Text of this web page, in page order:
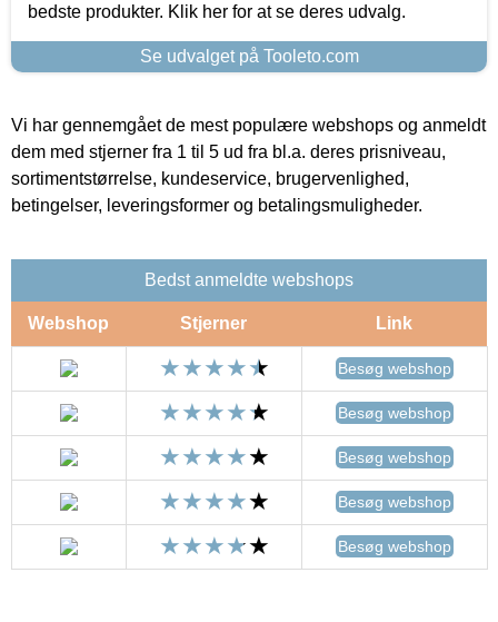
bedste produkter. Klik her for at se deres udvalg.
Se udvalget på Tooleto.com
Vi har gennemgået de mest populære webshops og anmeldt
dem med stjerner fra 1 til 5 ud fra bl.a. deres prisniveau,
sortimentstørrelse, kundeservice, brugervenlighed,
betingelser, leveringsformer og betalingsmuligheder.
Bedst anmeldte webshops
Webshop Stjerner Link
Besøg webshop
Besøg webshop
Besøg webshop
Besøg webshop
Besøg webshop